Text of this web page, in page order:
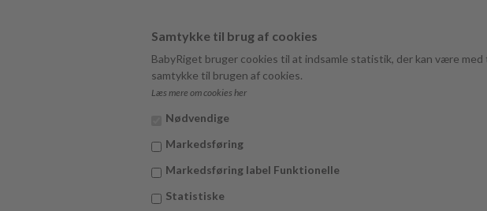
Samtykke til brug af cookies
BabyRiget bruger cookies til at indsamle statistik, der kan være
samtykke til brugen af cookies.
Læs mere om cookies her
Nødvendige
Markedsføring
Markedsføring label Funktionelle
Statistiske